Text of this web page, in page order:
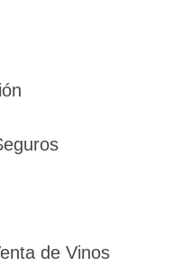
de Vinos